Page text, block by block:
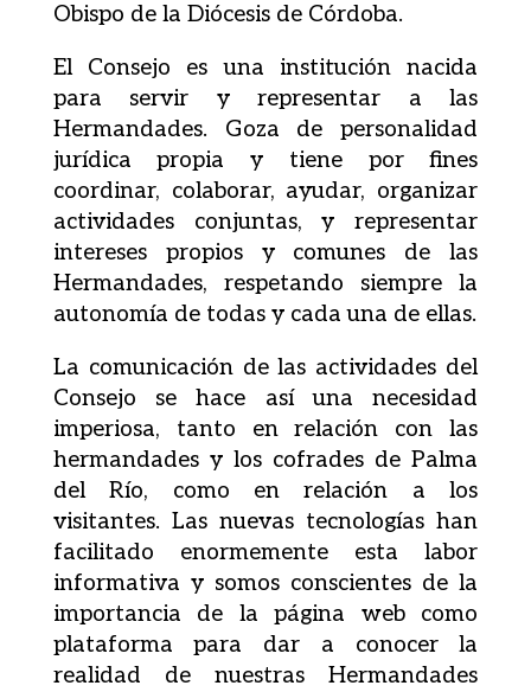
Obispo de la Diócesis de Córdoba.
El Consejo es una institución nacida
para servir y representar a las
Hermandades. Goza de personalidad
jurídica propia y tiene por fines
coordinar, colaborar, ayudar, organizar
actividades conjuntas, y representar
intereses propios y comunes de las
Hermandades, respetando siempre la
autonomía de todas y cada una de ellas.
La comunicación de las actividades del
Consejo se hace así una necesidad
imperiosa, tanto en relación con las
hermandades y los cofrades de Palma
del Río, como en relación a los
visitantes. Las nuevas tecnologías han
facilitado enormemente esta labor
informativa y somos conscientes de la
importancia de la página web como
plataforma para dar a conocer la
realidad de nuestras Hermandades